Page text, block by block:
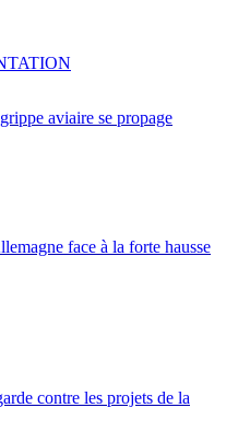
aviaire se propage
face à la forte hausse
contre les projets de la